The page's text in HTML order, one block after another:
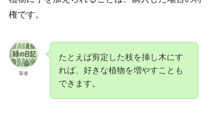
権です。
筆者
たとえば剪定した枝を挿し木にす
れば、好きな植物を増やすことも
できます。